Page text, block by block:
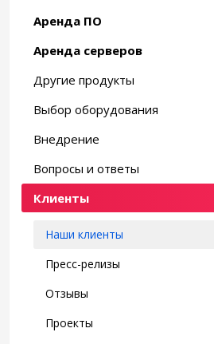
Аренда ПО
Аренда серверов
Другие продукты
Выбор оборудования
Внедрение
Вопросы и ответы
Клиенты
Наши клиенты
Пресс-релизы
Отзывы
Проекты